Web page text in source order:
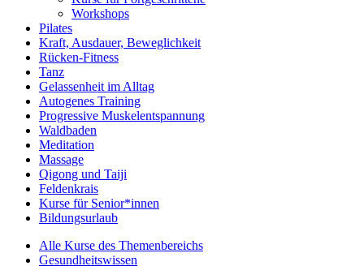
Workshops
Pilates
Kraft, Ausdauer, Beweglichkeit
Rücken-Fitness
Tanz
Gelassenheit im Alltag
Autogenes Training
Progressive Muskelentspannung
Waldbaden
Meditation
Massage
Qigong und Taiji
Feldenkrais
Kurse für Senior*innen
Bildungsurlaub
Alle Kurse des Themenbereichs
Gesundheitswissen